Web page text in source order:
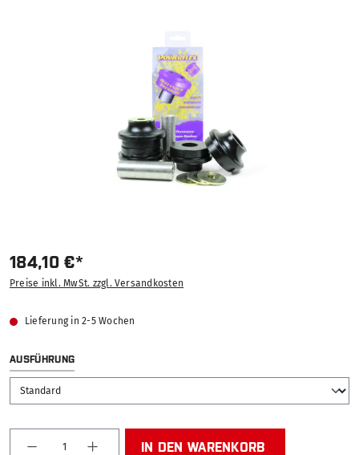
184,10 €*
Preise inkl. MwSt. zzgl. Versandkosten
Lieferung in 2-5 Wochen
AUSFÜHRUNGAUSWÄHLEN
Produkt Anzahl: Gib den gewünschten Wert ein
IN DEN WARENKORB